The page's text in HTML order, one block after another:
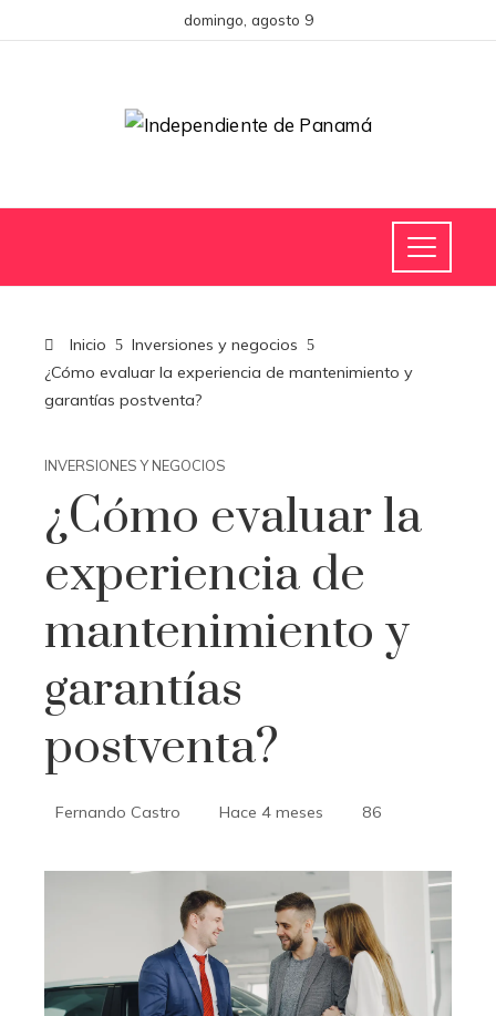
domingo, agosto 9
Inicio
Inversiones y negocios
¿Cómo evaluar la experiencia de mantenimiento y
garantías postventa?
INVERSIONES Y NEGOCIOS
¿Cómo evaluar la
experiencia de
mantenimiento y
garantías
postventa?
Fernando Castro Hace 4 meses 86